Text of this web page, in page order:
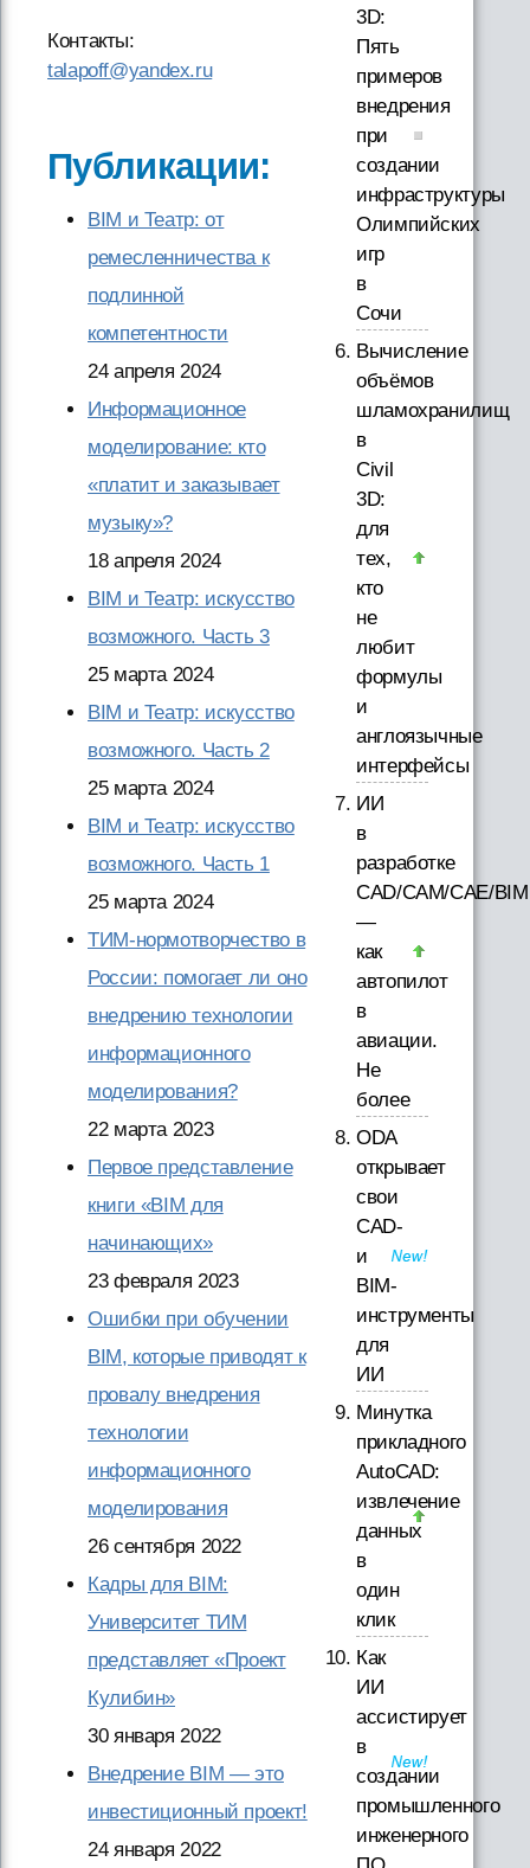
Контакты:
talapoff@yandex.ru
Публикации:
BIM и Театр: от
ремесленничества к
подлинной
компетентности
24 апреля 2024
Информационное
моделирование: кто
«платит и заказывает
музыку»?
18 апреля 2024
BIM и Театр: искусство
возможного. Часть 3
25 марта 2024
BIM и Театр: искусство
возможного. Часть 2
25 марта 2024
BIM и Театр: искусство
возможного. Часть 1
25 марта 2024
ТИМ-нормотворчество в
России: помогает ли оно
внедрению технологии
информационного
моделирования?
22 марта 2023
Первое представление
книги «BIM для
начинающих»
23 февраля 2023
Ошибки при обучении
BIM, которые приводят к
провалу внедрения
технологии
информационного
моделирования
26 сентября 2022
Кадры для BIM:
Университет ТИМ
представляет «Проект
Кулибин»
30 января 2022
Внедрение BIM — это
инвестиционный проект!
24 января 2022
3D:
Пять
примеров
внедрения
при
создании
инфраструктуры
Олимпийских
игр
в
Сочи
Вычисление
объёмов
шламохранилищ
в
Civil
3D:
для
тех,
кто
не
любит
формулы
и
англоязычные
интерфейсы
ИИ
в
разработке
CAD/CAM/CAE/BIM
—
как
автопилот
в
авиации.
Не
более
ODA
открывает
свои
CAD-
и
BIM-
инструменты
для
ИИ
Минутка
прикладного
AutoCAD:
извлечение
данных
в
один
клик
Как
ИИ
ассистирует
в
создании
промышленного
инженерного